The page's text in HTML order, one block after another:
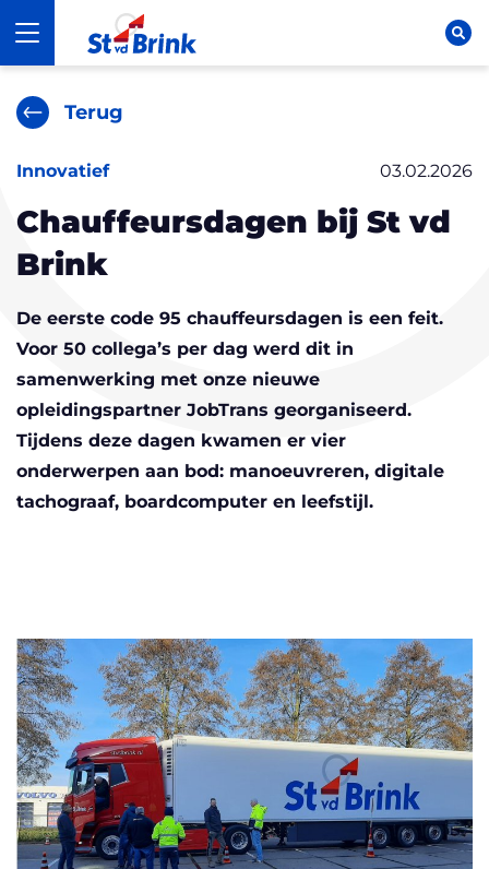
Ga naar content
Open navigatie
St vd Brink
Terug
Innovatief 03.02.2026
Chauffeursdagen bij St vd
Brink
De eerste code 95 chauffeursdagen is een feit.
Voor 50 collega’s per dag werd dit in
samenwerking met onze nieuwe
opleidingspartner JobTrans georganiseerd.
Tijdens deze dagen kwamen er vier
onderwerpen aan bod: manoeuvreren, digitale
tachograaf, boardcomputer en leefstijl.